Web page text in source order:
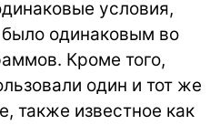
условия,
одинаковым во
Кроме того,
один и тот же
также известное как